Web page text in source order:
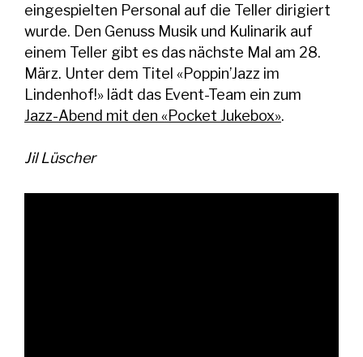
eingespielten Personal auf die Teller dirigiert
wurde. Den Genuss Musik und Kulinarik auf
einem Teller gibt es das nächste Mal am 28.
März. Unter dem Titel «Poppin’Jazz im
Lindenhof!» lädt das Event-Team ein zum
Jazz-Abend mit den «Pocket Jukebox».
Jil Lüscher